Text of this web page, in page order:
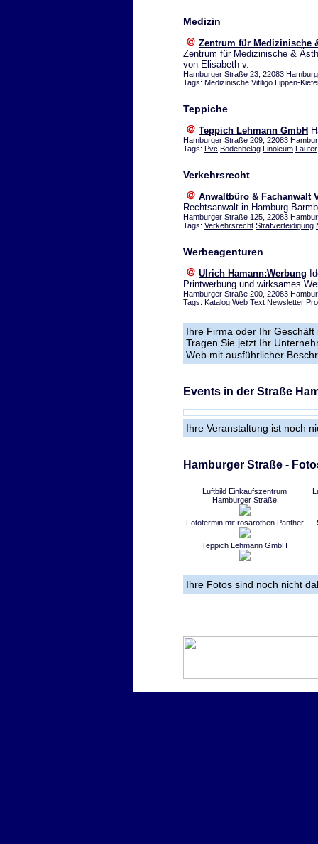
Medizin
Zentrum für Medizinische
Zentrum für Medizinische &
von Elisabeth v.
Hamburger Straße 23, 22083
Tags: Medizinische Vitiligo Lippen-
Teppiche
Teppich Lehmann GmbH
Hamburger Straße 209, 22083
Tags: Pvc Bodenbelag Linoleum Läufer
Verkehrsrecht
Anwaltbüro & Fachanwalt
Rechtsanwalt in Hamburg-
Hamburger Straße 125, 22083
Tags: Verkehrsrecht Strafverteidigung
Werbeagenturen
Ulrich Hamann:Werbung
Printwerbung und wirksames
Hamburger Straße 200, 22083
Tags: Katalog Web Text Newsletter
Ihre Firma oder Ihr
Tragen Sie jetzt Ihr
Web mit ausführlicher
Events in der Straße
Ihre Veranstaltung ist noch
Hamburger Straße -
Luftbild Einkaufszentrum
Hamburger Straße
Fototermin mit rosarothen Panther
Teppich Lehmann GmbH
Ihre Fotos sind noch nicht